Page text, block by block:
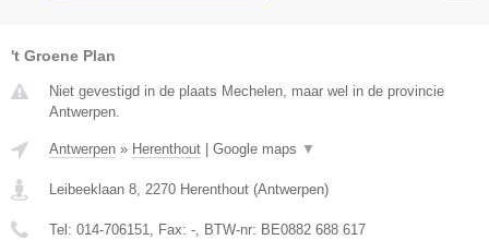
't Groene Plan
Niet gevestigd in de plaats Mechelen, maar wel in de provincie
Antwerpen.
Antwerpen » Herenthout Google maps ▼
Leibeeklaan 8, 2270 Herenthout (Antwerpen)
Tel: 014-706151, Fax: -, BTW-nr: BE0882 688 617